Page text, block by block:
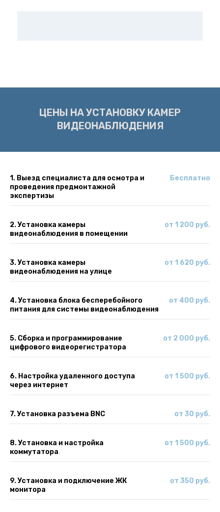
ЦЕНЫ НА УСТАНОВКУ КАМЕР
ВИДЕОНАБЛЮДЕНИЯ
1. Выезд специалиста для осмотра и
проведения предмонтажной
экспертизы
Бесплатно
2. Установка камеры
видеонаблюдения в помещении
от 1 200 руб.
3. Установка камеры
видеонаблюдения на улице
от 1 620 руб.
4. Установка блока бесперебойного
питания для системы видеонаблюдения
от 400 руб.
5. Сборка и программирование
цифрового видеорегистратора
от 2 000 руб.
6. Настройка удаленного доступа
через интернет
от 1 500 руб.
7. Установка разъема BNC от 30 руб.
8. Установка и настройка
коммутатора.
от 1 500 руб.
9. Установка и подключение ЖК
монитора
от 350 руб.